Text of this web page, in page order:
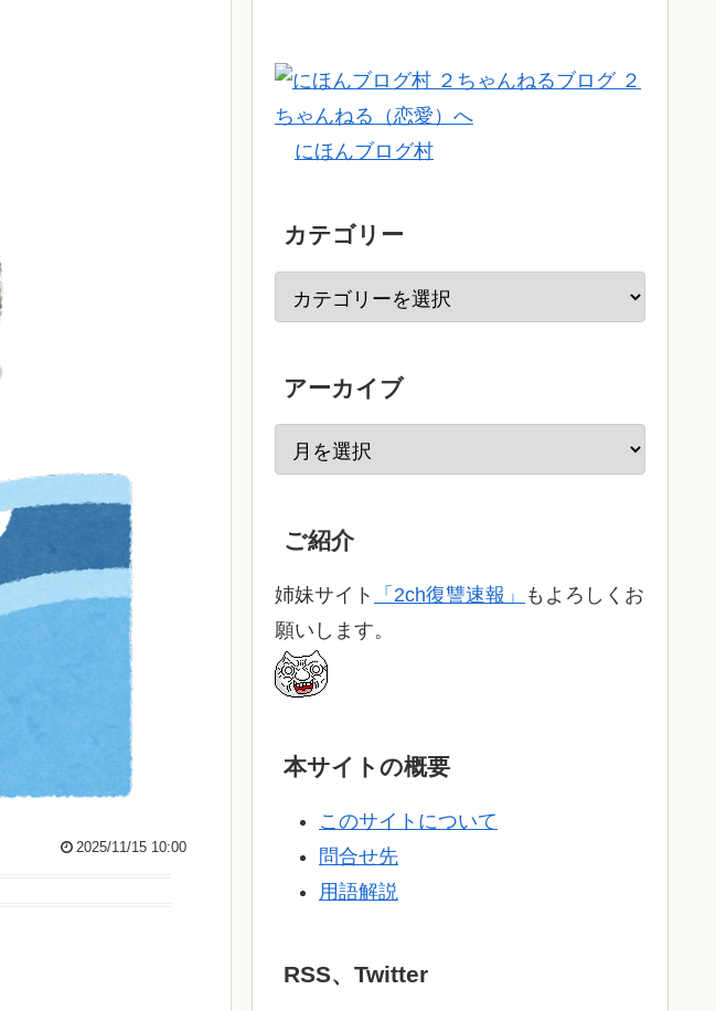
2025/11/15 10:00
にほんブログ村
カテゴリー
アーカイブ
ご紹介
姉妹サイト 「2ch復讐速報」
もよろしくお
願いします。
本サイトの概要
このサイトについて
問合せ先
用語解説
RSS、Twitter